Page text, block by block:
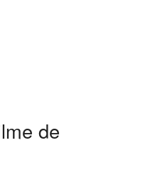
de